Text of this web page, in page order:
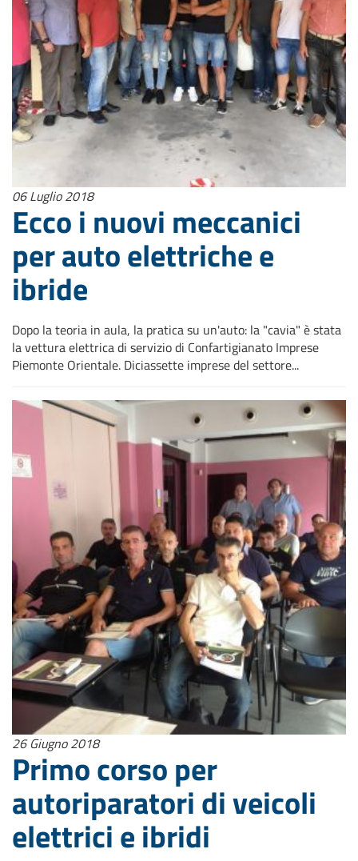
06 Luglio 2018
Ecco i nuovi meccanici
per auto elettriche e
ibride
Dopo la teoria in aula, la pratica su un'auto: la "cavia" è stata
la vettura elettrica di servizio di Confartigianato Imprese
Piemonte Orientale. Diciassette imprese del settore...
26 Giugno 2018
Primo corso per
autoriparatori di veicoli
elettrici e ibridi